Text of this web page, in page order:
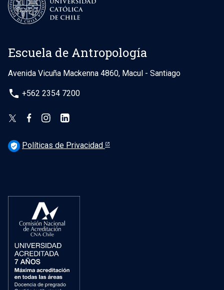
Escuela de Antropología
Avenida Vicuña Mackenna 4860, Macul - Santiago
phone +562 2354 7200
verified_user Políticas de Privacidad